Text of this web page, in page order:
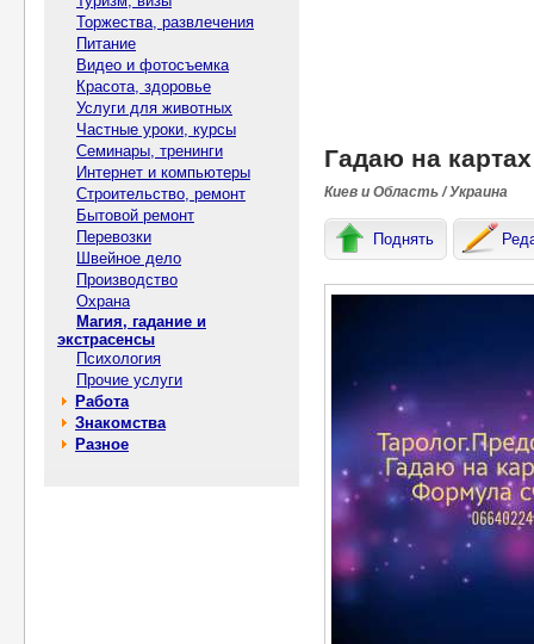
Торжества, развлечения
Питание
Видео и фотосъемка
Красота, здоровье
Услуги для животных
Частные уроки, курсы
Семинары, тренинги
Интернет и компьютеры
Строительство, ремонт
Бытовой ремонт
Перевозки
Швейное дело
Производство
Охрана
Магия, гадание и
экстрасенсы
Психология
Прочие услуги
Работа
Знакомства
Разное
Гадаю на
Киев и Область / Украина
Поднять